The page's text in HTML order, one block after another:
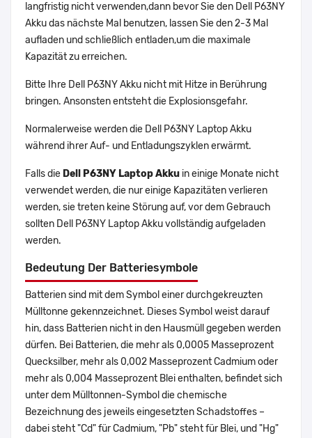
langfristig nicht verwenden,dann bevor Sie den Dell P63NY
Akku das nächste Mal benutzen, lassen Sie den 2-3 Mal
aufladen und schließlich entladen,um die maximale
Kapazität zu erreichen.
Bitte Ihre Dell P63NY Akku nicht mit Hitze in Berührung
bringen. Ansonsten entsteht die Explosionsgefahr.
Normalerweise werden die Dell P63NY Laptop Akku
während ihrer Auf- und Entladungszyklen erwärmt.
Falls die Dell P63NY Laptop Akku in einige Monate nicht
verwendet werden, die nur einige Kapazitäten verlieren
werden, sie treten keine Störung auf, vor dem Gebrauch
sollten Dell P63NY Laptop Akku vollständig aufgeladen
werden.
Bedeutung Der Batteriesymbole
Batterien sind mit dem Symbol einer durchgekreuzten
Mülltonne gekennzeichnet. Dieses Symbol weist darauf
hin, dass Batterien nicht in den Hausmüll gegeben werden
dürfen. Bei Batterien, die mehr als 0,0005 Masseprozent
Quecksilber, mehr als 0,002 Masseprozent Cadmium oder
mehr als 0,004 Masseprozent Blei enthalten, befindet sich
unter dem Mülltonnen-Symbol die chemische
Bezeichnung des jeweils eingesetzten Schadstoffes –
dabei steht "Cd" für Cadmium, "Pb" steht für Blei, und "Hg"